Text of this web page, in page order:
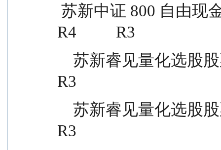
R4          R3
R3
R3